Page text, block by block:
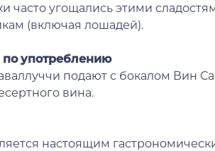
часто угощались этими
(включая лошадей).
употреблению
подают с бокалом Вин
вина.
настоящим